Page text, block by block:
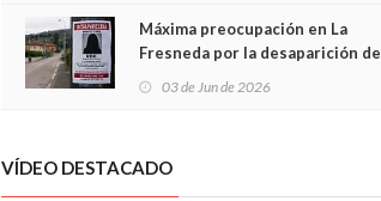
Máxima preocupación en La
Fresneda por la desaparición de
03 de Jun de 2026
VÍDEO DESTACADO